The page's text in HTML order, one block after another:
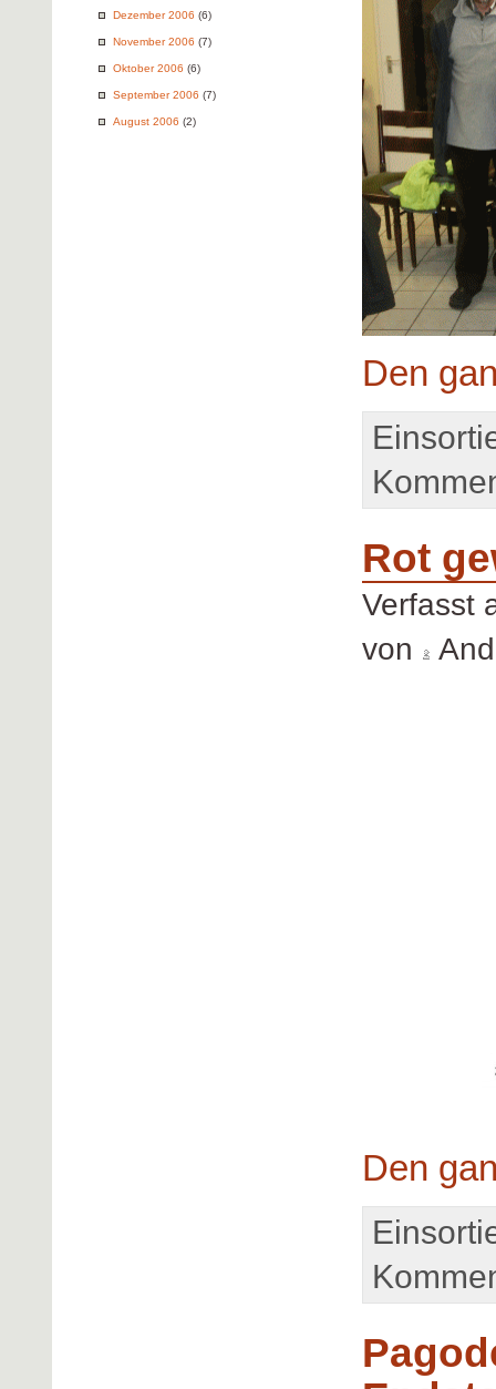
Dezember 2006 (6)
November 2006 (7)
Oktober 2006 (6)
September 2006 (7)
August 2006 (2)
Den
Rot
Verfasst
von
Den